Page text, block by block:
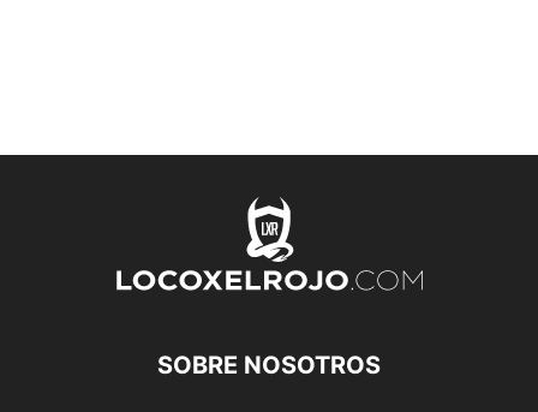
SOBRE NOSOTROS